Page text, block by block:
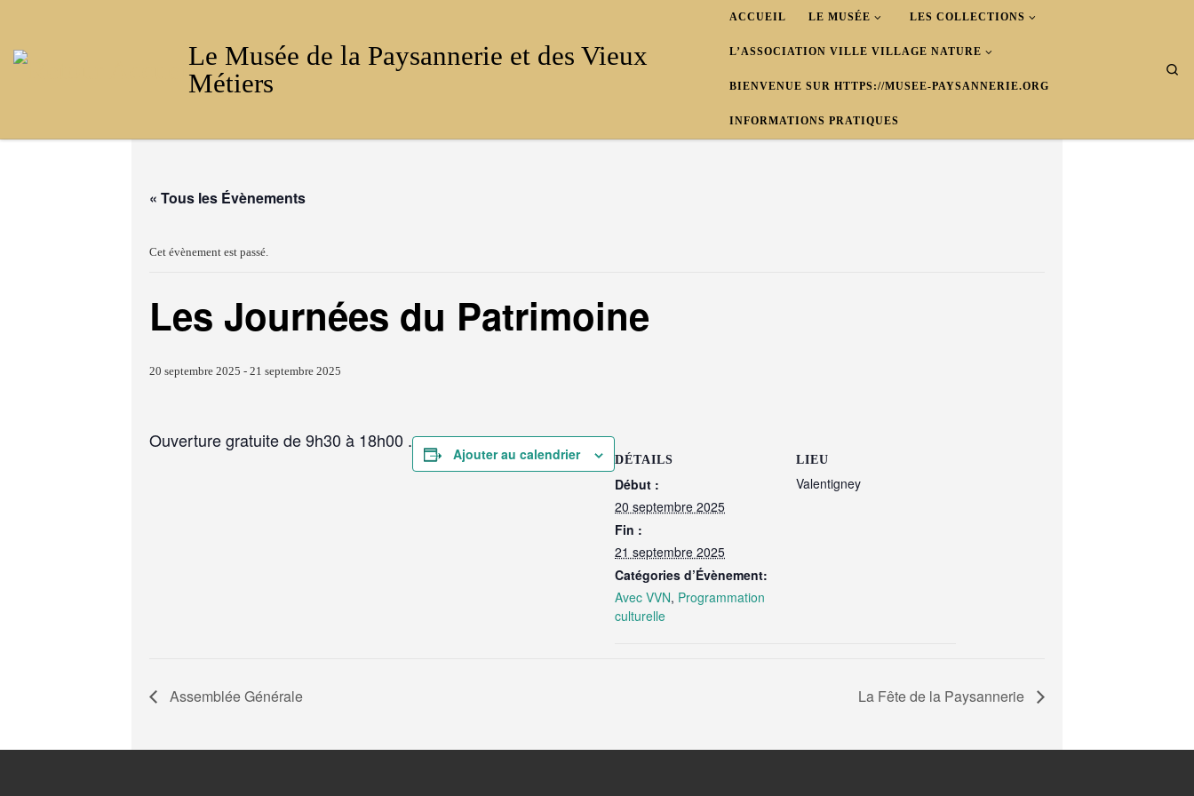
Le Musée de la Paysannerie et des Vieux
Métiers
ACCUEIL LE MUSÉE LES COLLECTIONS
L’ASSOCIATION VILLE VILLAGE NATURE
BIENVENUE SUR HTTPS://MUSEE-PAYSANNERIE.ORG
INFORMATIONS PRATIQUES
« Tous les Évènements
Cet évènement est passé.
Les Journées du Patrimoine
20 septembre 2025 - 21 septembre 2025
Ouverture gratuite de 9h30 à 18h00 .
Ajouter au calendrier DÉTAILS
Début :
20 septembre 2025
Fin :
21 septembre 2025
Catégories d’Évènement:
Avec VVN, Programmation
culturelle
LIEU
Valentigney
Assemblée Générale La Fête de la Paysannerie